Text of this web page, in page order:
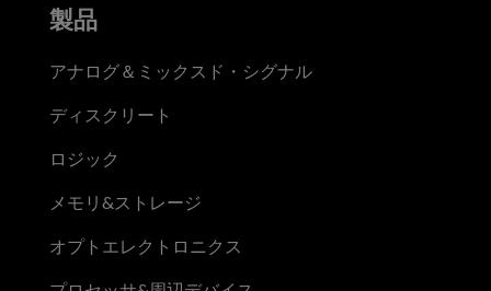
製品
アナログ＆ミックスド・シグナル
ディスクリート
ロジック
メモリ&ストレージ
オプトエレクトロニクス